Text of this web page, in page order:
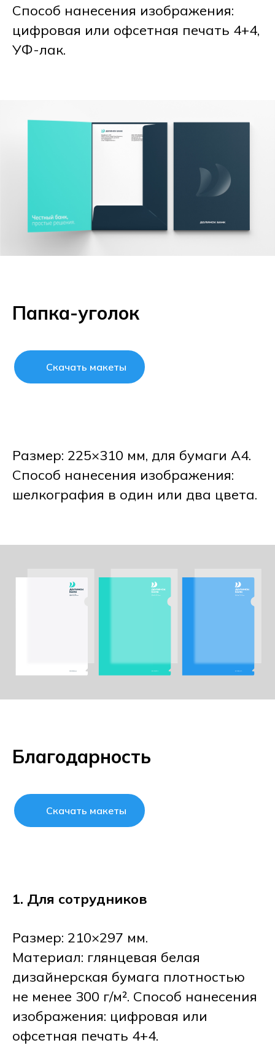
Способ нанесения изображения:
цифровая или офсетная печать 4+4,
УФ-лак.
Папка-уголок
Скачать макеты
Размер: 225×310 мм, для бумаги А4.
Способ нанесения изображения:
шелкография в один или два цвета.
Благодарность
Скачать макеты
1. Для сотрудников
Размер: 210×297 мм.
Материал: глянцевая белая
дизайнерская бумага плотностью
не менее 300 г/м². Способ нанесения
изображения: цифровая или
офсетная печать 4+4.